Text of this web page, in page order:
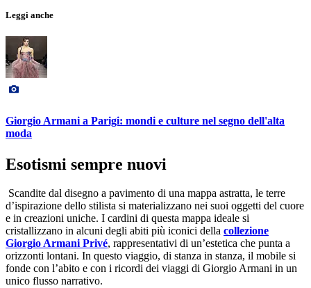
Leggi anche
Giorgio Armani a Parigi: mondi e culture nel segno dell'alta
moda
Esotismi sempre nuovi
Scandite dal disegno a pavimento di una mappa astratta, le terre
d’ispirazione dello stilista si materializzano nei suoi oggetti del cuore
e in creazioni uniche. I cardini di questa mappa ideale si
cristallizzano in alcuni degli abiti più iconici della collezione
Giorgio Armani Privé, rappresentativi di un’estetica che punta a
orizzonti lontani. In questo viaggio, di stanza in stanza, il mobile si
fonde con l’abito e con i ricordi dei viaggi di Giorgio Armani in un
unico flusso narrativo.